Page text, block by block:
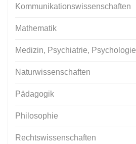
Kommunikationswissenschaften
Mathematik
Medizin, Psychiatrie, Psychologie
Naturwissenschaften
Pädagogik
Philosophie
Rechtswissenschaften